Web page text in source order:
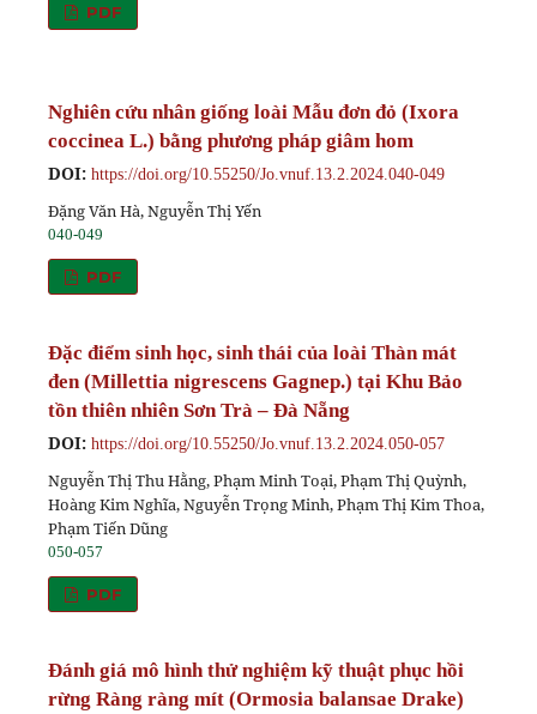
PDF
Nghiên cứu nhân giống loài Mẫu đơn đỏ (Ixora
coccinea L.) bằng phương pháp giâm hom
DOI: https://doi.org/10.55250/Jo.vnuf.13.2.2024.040-049
Đặng Văn Hà, Nguyễn Thị Yến
040-049
PDF
Đặc điểm sinh học, sinh thái của loài Thàn mát
đen (Millettia nigrescens Gagnep.) tại Khu Bảo
tồn thiên nhiên Sơn Trà – Đà Nẵng
DOI: https://doi.org/10.55250/Jo.vnuf.13.2.2024.050-057
Nguyễn Thị Thu Hằng, Phạm Minh Toại, Phạm Thị Quỳnh,
Hoàng Kim Nghĩa, Nguyễn Trọng Minh, Phạm Thị Kim Thoa,
Phạm Tiến Dũng
050-057
PDF
Đánh giá mô hình thử nghiệm kỹ thuật phục hồi
rừng Ràng ràng mít (Ormosia balansae Drake)